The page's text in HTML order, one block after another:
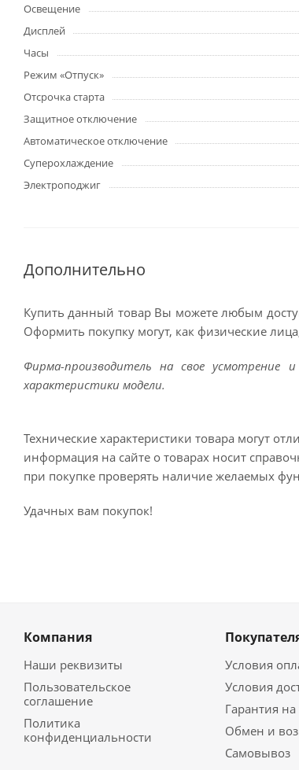
Освещение
Дисплей
Часы
Режим «Отпуск»
Отсрочка старта
Защитное отключение
Автоматическое отключение
Суперохлаждение
Электроподжиг
Дополнительно
Купить данный товар Вы можете любым
Оформить покупку могут, как физические
Фирма-производитель на свое усмотрение
характеристики модели.
Технические характеристики товара могут
информация на сайте о товарах носит
при покупке проверять наличие желаемых
Удачных вам покупок!
Компания
Наши реквизиты
Пользовательское
соглашение
Политика
конфиденциальности
Условия
Условия
Гарантия на
Обмен и
Самовывоз